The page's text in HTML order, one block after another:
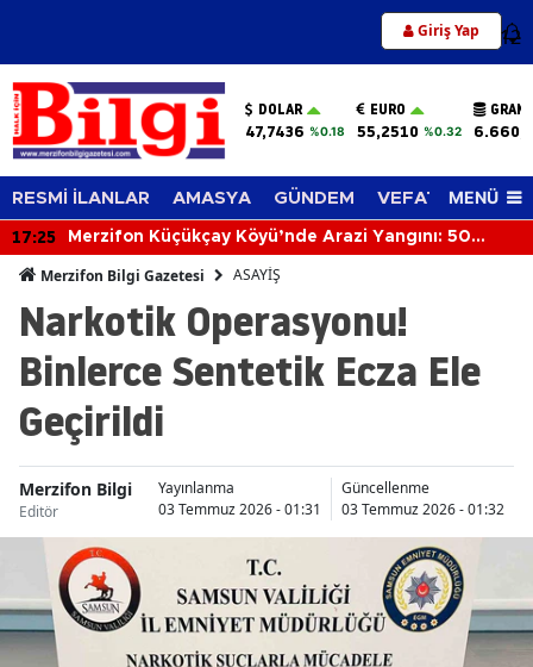
Giriş Yap 12
DOLAR
47,7436 %0.18
EURO
55,2510 %0.32
RESMİ İLANLAR AMASYA GÜNDEM VEFAT EDENLER
MENÜ
17:25
Merzifon Küçükçay Köyü’nde Arazi Yangını: 50
Merzifon Bilgi Gazetesi ASAYİŞ
Narkotik Operasyonu!
Binlerce Sentetik Ecza Ele
Geçirildi
Merzifon Bilgi
Editör
Yayınlanma
03 Temmuz 2026 - 01:31
Güncellenme
03 Temmuz 2026 - 01:32